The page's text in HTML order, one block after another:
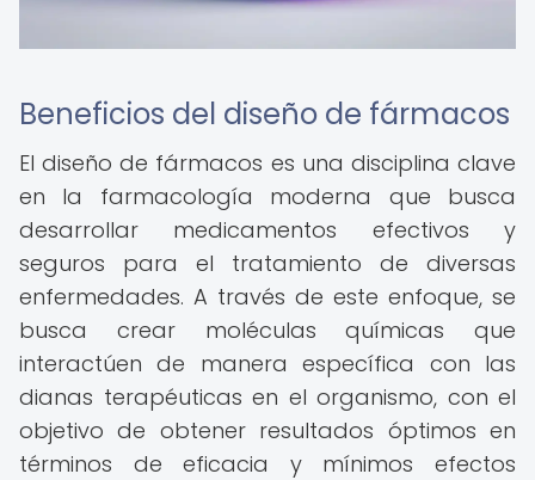
Beneficios del diseño de fármacos
El diseño de fármacos es una disciplina clave
en la farmacología moderna que busca
desarrollar medicamentos efectivos y
seguros para el tratamiento de diversas
enfermedades. A través de este enfoque, se
busca crear moléculas químicas que
interactúen de manera específica con las
dianas terapéuticas en el organismo, con el
objetivo de obtener resultados óptimos en
términos de eficacia y mínimos efectos